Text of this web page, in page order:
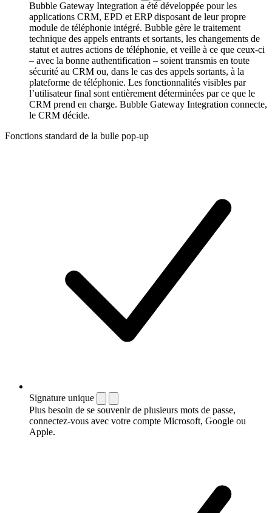
Bubble Gateway Integration a été développée pour les
applications CRM, EPD et ERP disposant de leur propre
module de téléphonie intégré. Bubble gère le traitement
technique des appels entrants et sortants, les changements de
statut et autres actions de téléphonie, et veille à ce que ceux-ci
– avec la bonne authentification – soient transmis en toute
sécurité au CRM ou, dans le cas des appels sortants, à la
plateforme de téléphonie. Les fonctionnalités visibles par
l’utilisateur final sont entièrement déterminées par ce que le
CRM prend en charge. Bubble Gateway Integration connecte,
le CRM décide.
Fonctions standard de la bulle pop-up
Signature unique
Plus besoin de se souvenir de plusieurs mots de passe,
connectez-vous avec votre compte Microsoft, Google ou
Apple.